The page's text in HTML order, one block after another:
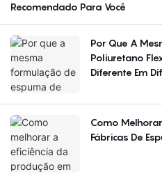
Recomendado Para Você
Por Que A
Poliuretano
Diferente Em
Como
Fábricas De